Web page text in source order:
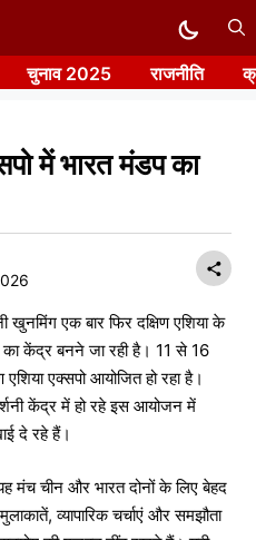
चुनाव 2025 राजनीति
में भारत मंडप का
खुनमिंग एक बार फिर दक्षिण एशिया के
केंद्र बनने जा रही है। 11 से 16
एक्सपो आयोजित हो रहा है।
केंद्र में हो रहे इस आयोजन में
दे रहे हैं।
मंच चीन और भारत दोनों के लिए बेहद
व्यापारिक चर्चाएं और समझौता